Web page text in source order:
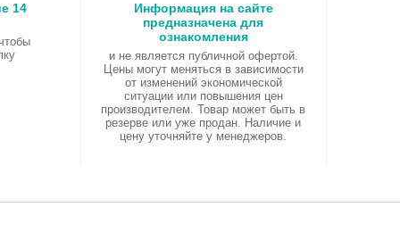
14
Информация на сайте
предназначена для
ознакомления
и не является публичной офертой.
Цены могут меняться в зависимости
от изменений экономической
ситуации или повышения цен
производителем. Товар может быть в
резерве или уже продан. Наличие и
цену уточняйте у менеджеров.